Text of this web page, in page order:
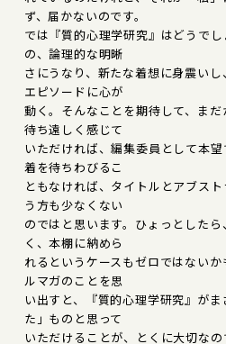
ず、届かないのです。
では『質的心理学研究』はどうで
の、論理的な明晰
さにうなり、新たな着想に身震い
エピソードに心が
動く。そんなことを期待して、ま
待ち遠しく感じて
いただければ、編集委員として本
着を待ちわびるこ
ともなければ、タイトルとアブス
う方も少なくない
のではと思います。ひょっとした
く、本棚に納めら
れるというケースもゼロではない
ルマガのことを思
い出すと、『質的心理学研究』が
た」ものと思って
いただけることが、とくに大切なの